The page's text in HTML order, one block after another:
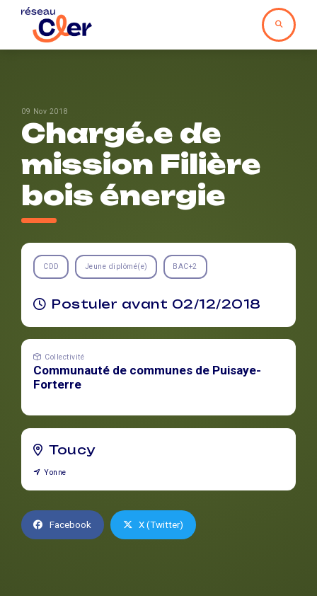
09 Nov 2018
Chargé.e de
mission Filière
bois énergie
CDD Jeune diplômé(e) BAC+2
Postuler avant 02/12/2018
Collectivité
Communauté de communes de Puisaye-
Forterre
Toucy
Yonne
Facebook X (Twitter)